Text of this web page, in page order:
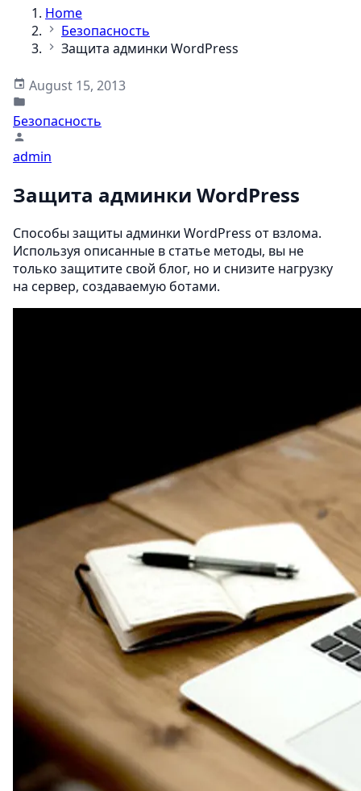
Home
Безопасность
Защита админки WordPress
August 15, 2013
Безопасность
admin
Защита админки WordPress
Способы защиты админки WordPress от взлома.
Используя описанные в статье методы, вы не
только защитите свой блог, но и снизите нагрузку
на сервер, создаваемую ботами.